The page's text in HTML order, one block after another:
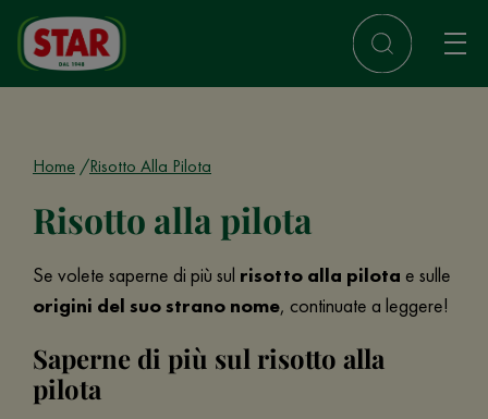
Home Risotto Alla Pilota
Risotto alla pilota
Se volete saperne di più sul risotto alla pilota e sulle
origini del suo strano nome, continuate a leggere!
Saperne di più sul risotto alla
pilota